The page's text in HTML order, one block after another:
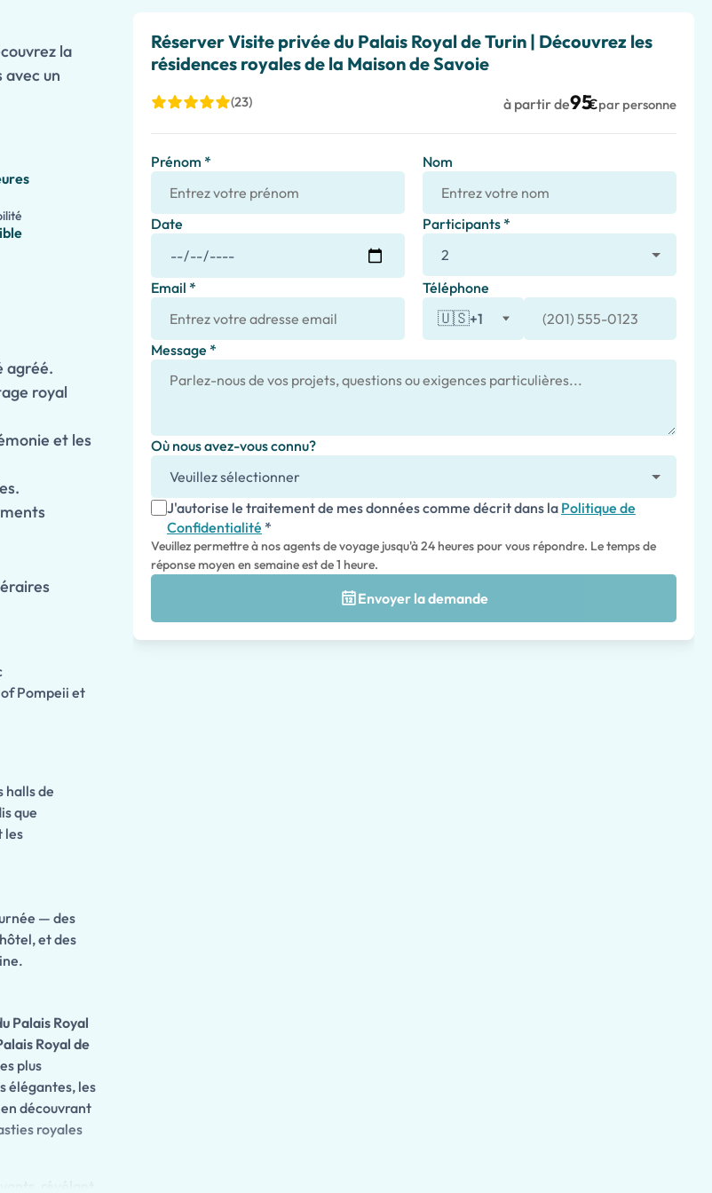
la
avec un
agréé.
royal
et les
Pompeii et
halls de
que
les
— des
et des
Palais Royal
Royal de
plus
élégantes, les
découvrant
royales
Réserver Visite privée du Palais Royal de Turin | Découvrez les
résidences royales de la Maison de Savoie
(23) à partir de95€par personne
Prénom * Nom
Date Participants *
Email * Téléphone
🇺🇸+1
Message *
Où nous avez-vous connu?
J'autorise le traitement de mes données comme décrit dans la Politique de
Confidentialité *
Veuillez permettre à nos agents de voyage jusqu'à 24 heures pour vous répondre. Le temps de
réponse moyen en semaine est de 1 heure.
Envoyer la demande